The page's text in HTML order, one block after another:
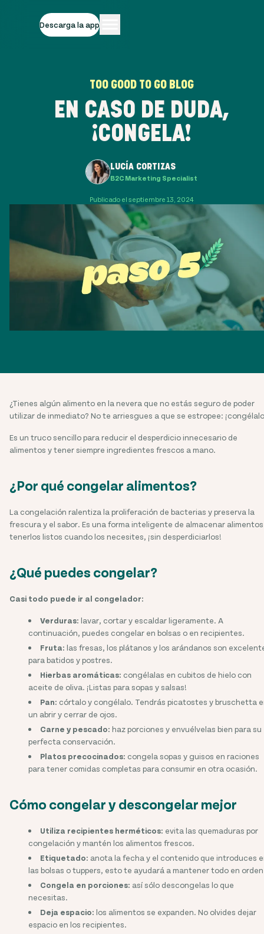
Descarga la app
TOO GOOD TO GO BLOG
EN CASO DE DUDA,
¡CONGELA!
LUCÍA CORTIZAS
B2C Marketing Specialist
Publicado el septiembre 13, 2024
¿Tienes algún alimento en la nevera que no estás seguro de poder
utilizar de inmediato? No te arriesgues a que se estropee:
Es un truco sencillo para reducir el desperdicio innecesario de
alimentos y tener siempre ingredientes frescos a mano.
¿Por qué congelar alimentos?
La congelación ralentiza la proliferación de bacterias y preserva la
frescura y el sabor. Es una forma inteligente de almacenar
tenerlos listos cuando los necesites, ¡sin desperdiciarlos!
¿Qué puedes congelar?
Casi todo puede ir al congelador:
Verduras: lavar, cortar y escaldar ligeramente. A
continuación, puedes congelar en bolsas o en recipientes.
Fruta: las fresas, los plátanos y los arándanos son
para batidos y postres.
Hierbas aromáticas: congélalas en cubitos de hielo con
aceite de oliva. ¡Listas para sopas y salsas!
Pan: córtalo y congélalo. Tendrás picatostes y bruschetta
un abrir y cerrar de ojos.
Carne y pescado: haz porciones y envuélvelas bien para su
perfecta conservación.
Platos precocinados: congela sopas y guisos en raciones
para tener comidas completas para consumir en otra ocasión.
Cómo congelar y descongelar mejor
Utiliza recipientes herméticos: evita las quemaduras por
congelación y mantén los alimentos frescos.
Etiquetado: anota la fecha y el contenido que introduces
las bolsas o tuppers, esto te ayudará a mantener todo en
Congela en porciones: así sólo descongelas lo que
necesitas.
Deja espacio: los alimentos se expanden. No olvides dejar
espacio en los recipientes.